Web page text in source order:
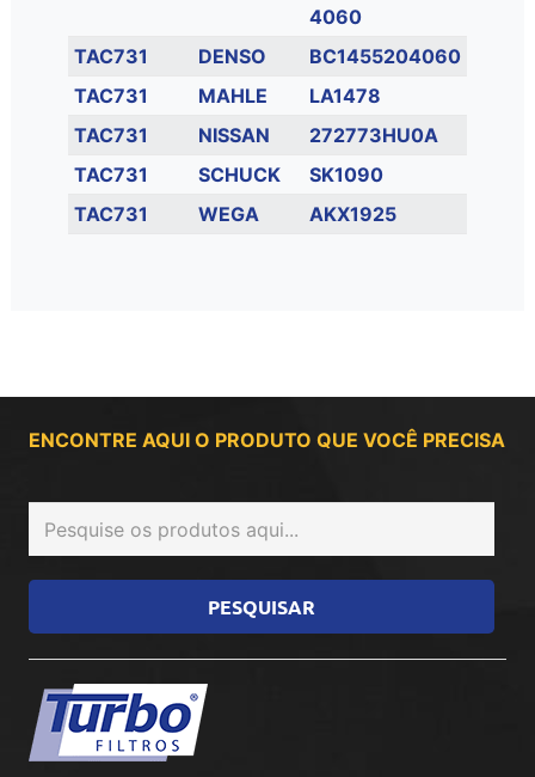
4060
TAC731
DENSO
BC1455204060
TAC731
MAHLE
LA1478
TAC731
NISSAN
272773HU0A
TAC731
SCHUCK
SK1090
TAC731
WEGA AKX1925
ENCONTRE AQUI O PRODUTO QUE VOCÊ PRECISA